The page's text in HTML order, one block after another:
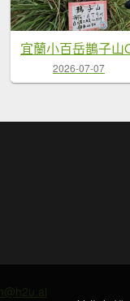
宜蘭小百岳鵲子山
2026-07-07